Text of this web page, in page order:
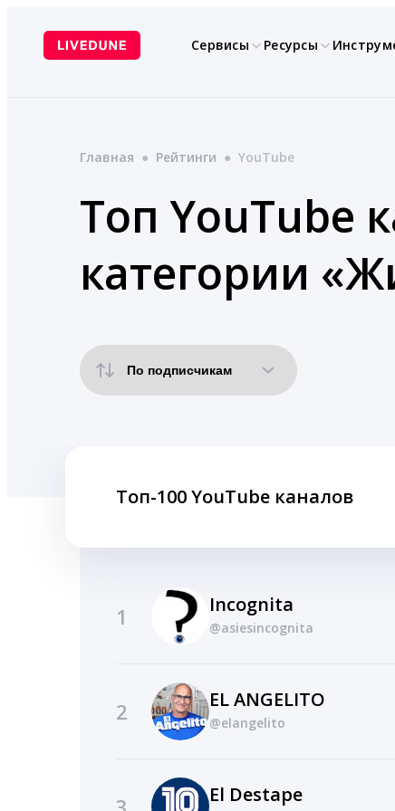
содержимому
Сервисы Ресурсы
Главная ● Рейтинги ● YouTube
Топ YouTube
категории
Топ-100 YouTube каналов
1 Incognita
@asiesincognita
2 EL ANGELITO
@elangelito
El Destape